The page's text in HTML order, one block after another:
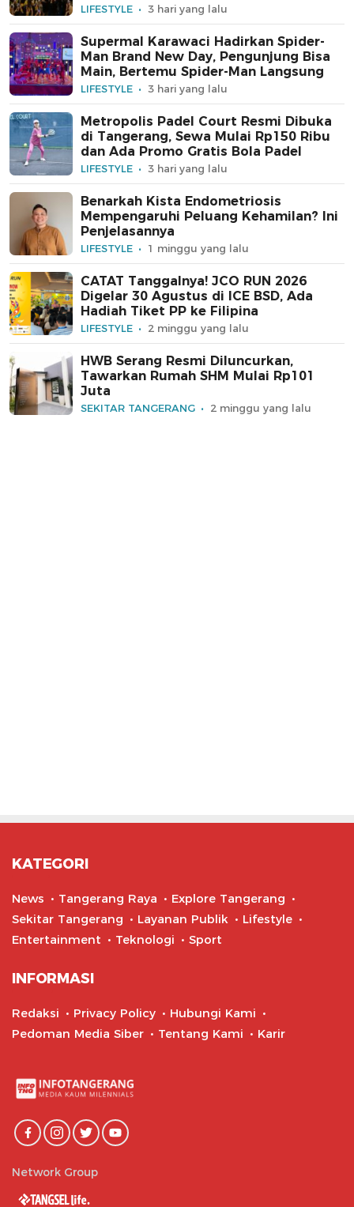
LIFESTYLE 3 hari yang lalu
Supermal Karawaci Hadirkan Spider-
Man Brand New Day, Pengunjung Bisa
Main, Bertemu Spider-Man Langsung
LIFESTYLE 3 hari yang lalu
Metropolis Padel Court Resmi Dibuka
di Tangerang, Sewa Mulai Rp150 Ribu
dan Ada Promo Gratis Bola Padel
LIFESTYLE 3 hari yang lalu
Benarkah Kista Endometriosis
Mempengaruhi Peluang Kehamilan? Ini
Penjelasannya
LIFESTYLE 1 minggu yang lalu
CATAT Tanggalnya! JCO RUN 2026
Digelar 30 Agustus di ICE BSD, Ada
Hadiah Tiket PP ke Filipina
LIFESTYLE 2 minggu yang lalu
HWB Serang Resmi Diluncurkan,
Tawarkan Rumah SHM Mulai Rp101
Juta
SEKITAR TANGERANG 2 minggu yang lalu
KATEGORI
News Tangerang Raya
Explore Tangerang
Sekitar Tangerang
Layanan Publik
Lifestyle
Entertainment
Teknologi Sport
INFORMASI
Redaksi Privacy Policy
Hubungi Kami
Pedoman Media Siber
Tentang Kami Karir
Network Group